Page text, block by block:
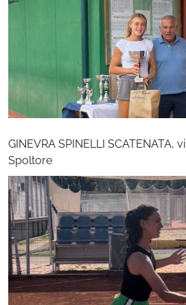
GINEVRA SPINELLI SCATENATA,
Spoltore